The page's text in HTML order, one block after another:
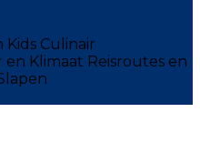
Kids Culinair
en Klimaat Reisroutes en